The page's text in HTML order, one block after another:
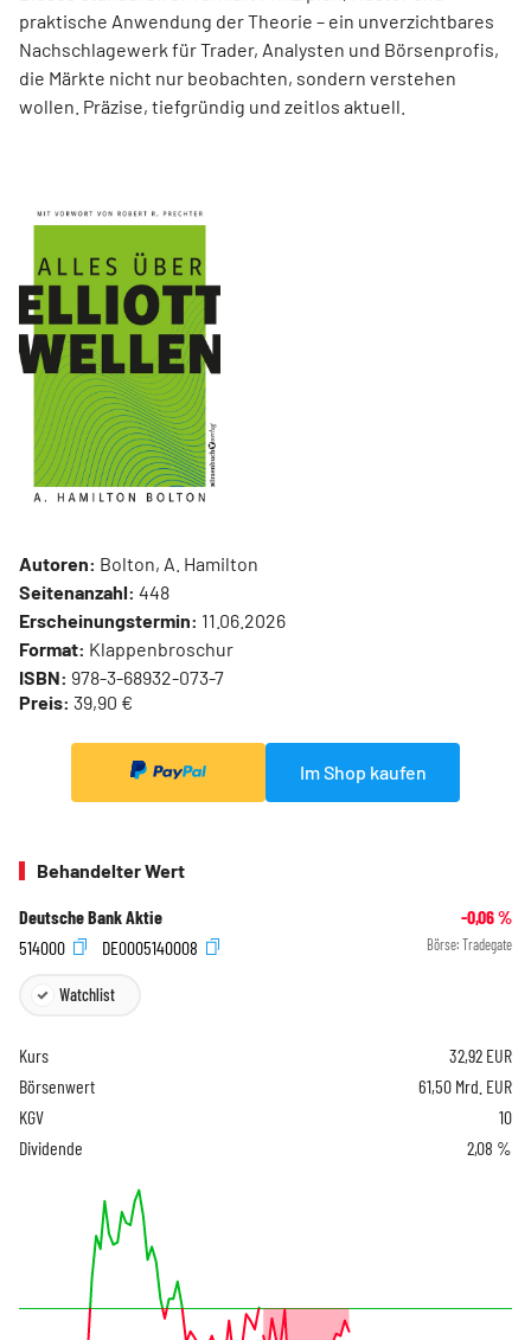
praktische Anwendung der Theorie – ein unverzichtbares
Nachschlagewerk für Trader, Analysten und Börsenprofis,
die Märkte nicht nur beobachten, sondern verstehen
wollen. Präzise, tiefgründig und zeitlos aktuell.
Autoren: Bolton, A. Hamilton
Seitenanzahl: 448
Erscheinungstermin: 11.06.2026
Format: Klappenbroschur
ISBN: 978-3-68932-073-7
Preis: 39,90 €
Im Shop kaufen
Behandelter Wert
Deutsche Bank Aktie -0,06%
514000
DE0005140008 Börse: Tradegate
Watchlist
Kurs 32,92 EUR
Börsenwert
61,50 Mrd. EUR
KGV
10
Dividende
2,08 %